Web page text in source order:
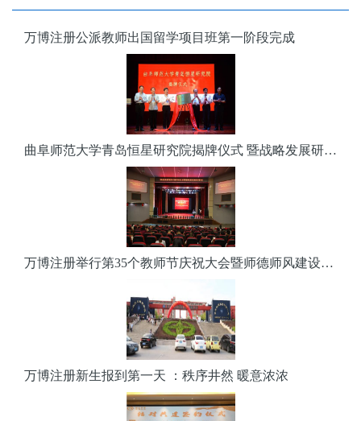
万博注册公派教师出国留学项目班第一阶段完成
曲阜师范大学青岛恒星研究院揭牌仪式 暨战略发展研讨会隆重举行
万博注册举行第35个教师节庆祝大会暨师德师风建设长效活动开幕仪式
万博注册新生报到第一天 ：秩序井然 暖意浓浓